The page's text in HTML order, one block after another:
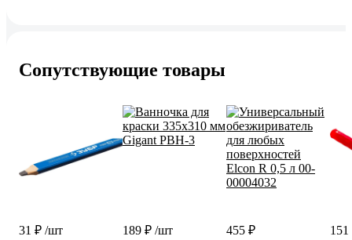
Сопутствующие товары
31 ₽ /шт 189 ₽ /шт 455 ₽ 151